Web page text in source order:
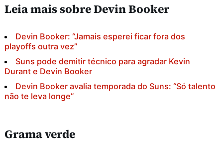
Leia mais sobre Devin Booker
Devin Booker: “Jamais esperei ficar fora dos
playoffs outra vez”
Suns pode demitir técnico para agradar Kevin
Durant e Devin Booker
Devin Booker avalia temporada do Suns: “Só talento
não te leva longe”
Grama verde